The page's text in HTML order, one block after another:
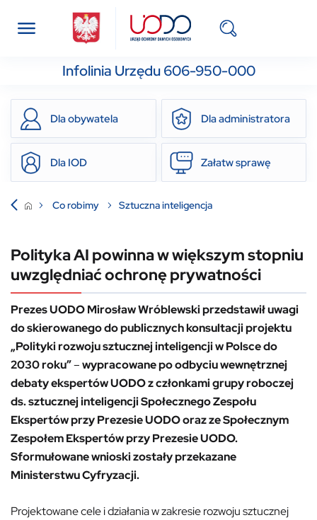
Infolinia Urzędu 606-950-000
Dla obywatela Dla administratora
Dla IOD Załatw sprawę
Co robimy Sztuczna inteligencja
Polityka AI powinna w większym stopniu
uwzględniać ochronę prywatności
Prezes UODO Mirosław Wróblewski przedstawił uwagi
do skierowanego do publicznych konsultacji projektu
„Polityki rozwoju sztucznej inteligencji w Polsce do
2030 roku”–wypracowane po odbyciu wewnętrznej
debaty ekspertów UODO z członkami grupy roboczej
ds. sztucznej inteligencji Społecznego Zespołu
Ekspertów przy Prezesie UODO oraz ze Społecznym
Zespołem Ekspertów przy Prezesie UODO.
Sformułowane wnioski zostały przekazane
Ministerstwu Cyfryzacji.
Projektowane cele i działania w zakresie rozwoju sztucznej